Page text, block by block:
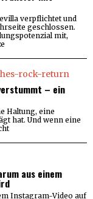
verpflichtet und
geschlossen.
mit,
– ein
Haltung, eine
hat. Und wenn eine
aus einem
Instagram-Video auf